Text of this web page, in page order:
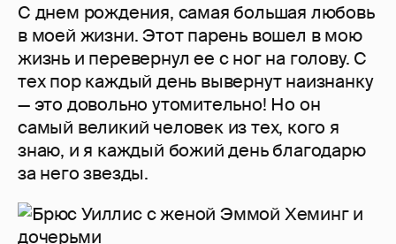
С днем рождения, самая большая любовь
в моей жизни. Этот парень вошел в мою
жизнь и перевернул ее с ног на голову. С
тех пор каждый день вывернут наизнанку
— это довольно утомительно! Но он
самый великий человек из тех, кого я
знаю, и я каждый божий день благодарю
за него звезды.